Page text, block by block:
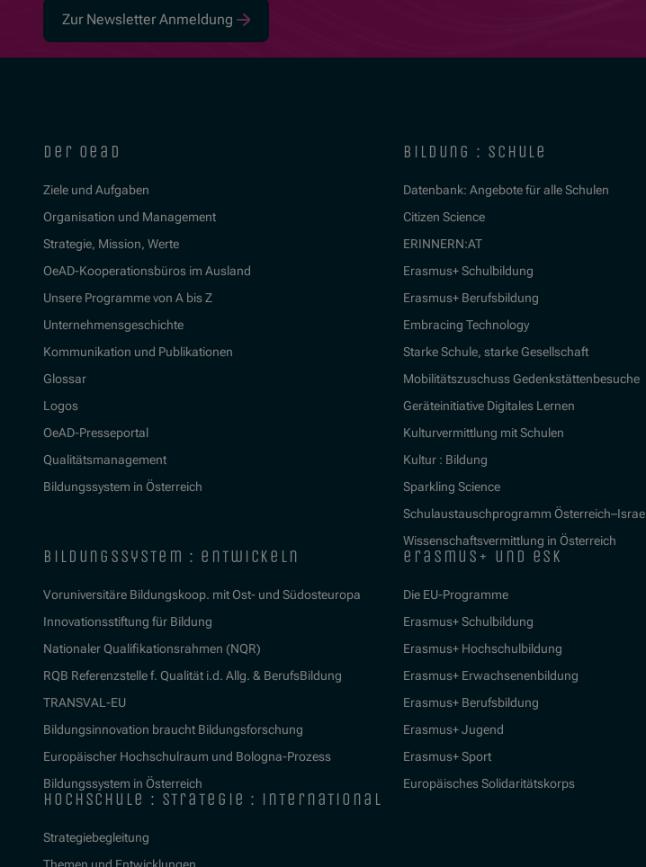
Zur Newsletter Anmeldung
der oead
Ziele und Aufgaben
Organisation und Management
Strategie, Mission, Werte
OeAD-Kooperationsbüros im Ausland
Unsere Programme von A bis Z
Unternehmensgeschichte
Kommunikation und Publikationen
Glossar
Logos
OeAD-Presseportal
Qualitätsmanagement
Bildungssystem in Österreich
bildung : schule
Datenbank: Angebote für alle Schulen
Citizen Science
ERINNERN:AT
Erasmus+ Schulbildung
Erasmus+ Berufsbildung
Embracing Technology
Starke Schule, starke Gesellschaft
Mobilitätszuschuss Gedenkstättenbesuche
Geräteinitiative Digitales Lernen
Kulturvermittlung mit Schulen
Kultur : Bildung
Sparkling Science
Schulaustauschprogramm Österreich–Israel
Wissenschaftsvermittlung in Österreich
bildungssystem : entwickeln
Voruniversitäre Bildungskoop. mit Ost- und Südosteuropa
Innovationsstiftung für Bildung
Nationaler Qualifikationsrahmen (NQR)
RQB Referenzstelle f. Qualität i.d. Allg. & BerufsBildung
TRANSVAL-EU
Bildungsinnovation braucht Bildungsforschung
Europäischer Hochschulraum und Bologna-Prozess
Bildungssystem in Österreich
erasmus+ und esk
Die EU-Programme
Erasmus+ Schulbildung
Erasmus+ Hochschulbildung
Erasmus+ Erwachsenenbildung
Erasmus+ Berufsbildung
Erasmus+ Jugend
Erasmus+ Sport
Europäisches Solidaritätskorps
hochschule : strategie : international
Strategiebegleitung